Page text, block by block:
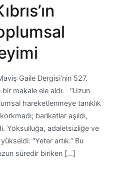
Gaile Dergisi’nin 527.
bir makale ele aldı. “Uzun
hareketlenmeye tanıklık
barikatlar aşıldı,
Yoksulluğa, adaletsizliğe ve
“Yeter artık.” Bu
süredir biriken […]